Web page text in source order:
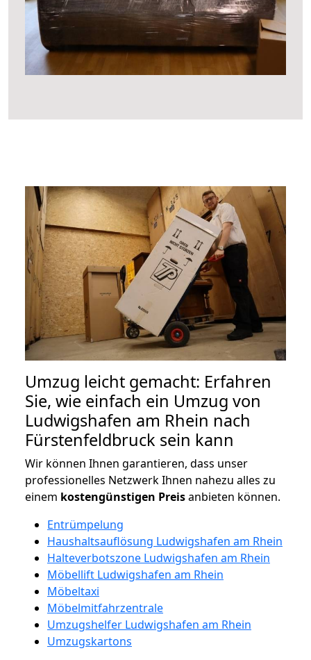
Umzug leicht gemacht: Erfahren
Sie, wie einfach ein Umzug von
Ludwigshafen am Rhein nach
Fürstenfeldbruck sein kann
Wir können Ihnen garantieren, dass unser
professionelles Netzwerk Ihnen nahezu alles zu
einem kostengünstigen Preisanbieten können.
Entrümpelung
Haushaltsauflösung Ludwigshafen am Rhein
Halteverbotszone Ludwigshafen am Rhein
Möbellift Ludwigshafen am Rhein
Möbeltaxi
Möbelmitfahrzentrale
Umzugshelfer Ludwigshafen am Rhein
Umzugskartons